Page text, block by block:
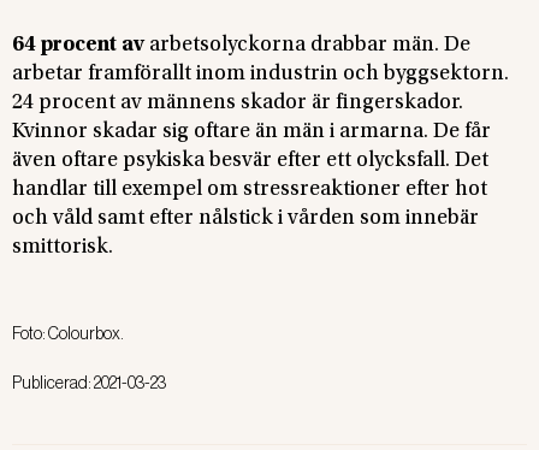
64 procent avarbetsolyckorna drabbar män. De
arbetar framförallt inom industrin och byggsektorn.
24 procent av männens skador är fingerskador.
Kvinnor skadar sig oftare än män i armarna. De får
även oftare psykiska besvär efter ett olycksfall. Det
handlar till exempel om stressreaktioner efter hot
och våld samt efter nålstick i vården som innebär
smittorisk.
Foto:Colourbox.
Publicerad:2021-03-23